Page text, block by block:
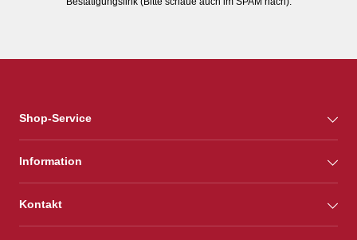
Shop-Service
Information
Kontakt